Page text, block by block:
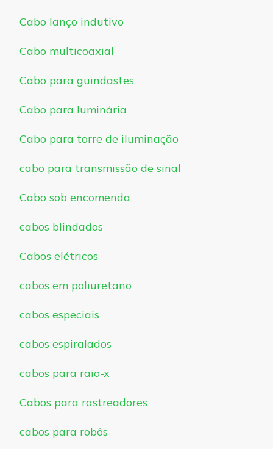
Cabo lanço indutivo
Cabo multicoaxial
Cabo para guindastes
Cabo para luminária
Cabo para torre de iluminação
cabo para transmissão de sinal
Cabo sob encomenda
cabos blindados
Cabos elétricos
cabos em poliuretano
cabos especiais
cabos espiralados
cabos para raio-x
Cabos para rastreadores
cabos para robôs